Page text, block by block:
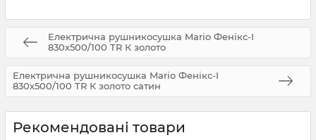
Електрична рушникосушка Mario Фенікс-I
830х500/100 TR К золото
Електрична рушникосушка Mario Фенікс-I
830х500/100 TR К золото сатин
Рекомендовані товари